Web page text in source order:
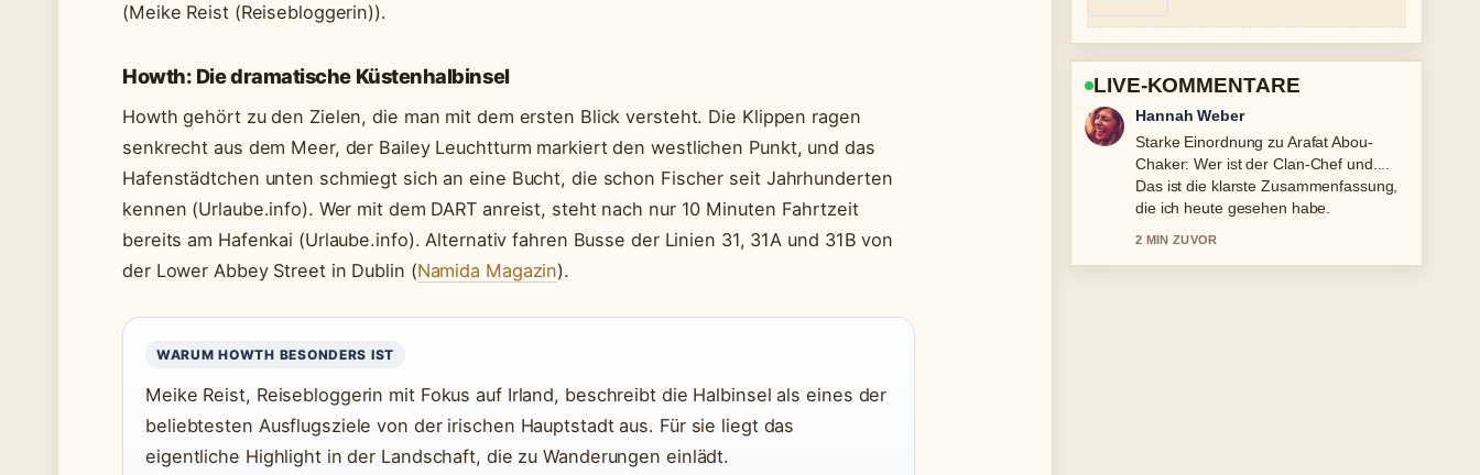
(Meike Reist (Reisebloggerin)).
Howth: Die dramatische Küstenhalbinsel
Howth gehört zu den Zielen, die man mit dem ersten Blick versteht. Die Klippen ragen
senkrecht aus dem Meer, der Bailey Leuchtturm markiert den westlichen Punkt, und das
Hafenstädtchen unten schmiegt sich an eine Bucht, die schon Fischer seit Jahrhunderten
kennen (Urlaube.info). Wer mit dem DART anreist, steht nach nur 10 Minuten Fahrtzeit
bereits am Hafenkai (Urlaube.info). Alternativ fahren Busse der Linien 31, 31A und 31B von
der Lower Abbey Street in Dublin (Namida Magazin).
WARUM HOWTH BESONDERS IST
Meike Reist, Reisebloggerin mit Fokus auf Irland, beschreibt die Halbinsel als eines der
beliebtesten Ausflugsziele von der irischen Hauptstadt aus. Für sie liegt das
eigentliche Highlight in der Landschaft, die zu Wanderungen einlädt.
LIVE-KOMMENTARE
Tim Vogel
Verfolge Gianna Nannini: Partner, Kind,
Krankheit zum 70.... genau – schaetze
den ausgewogenen Ton hier.
4 MIN ZUVOR